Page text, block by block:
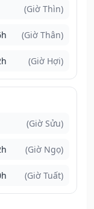
(Giờ Thìn)
(Giờ Thân)
(Giờ Hợi)
(Giờ Sửu)
(Giờ Ngọ)
(Giờ Tuất)